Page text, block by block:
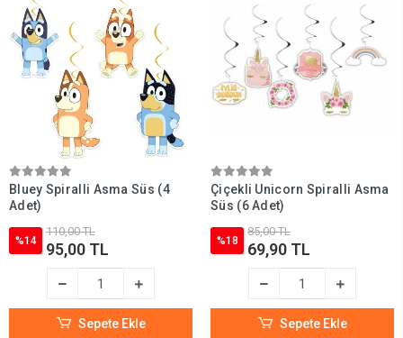
Bluey Spiralli Asma Süs (4
Adet)
%14
110,00 TL
95,00 TL
Sepete Ekle
Çiçekli Unicorn Spiralli Asma
Süs (6 Adet)
%18
85,00 TL
69,90 TL
Sepete Ekle